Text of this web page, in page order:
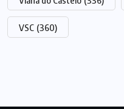
VSC (360)